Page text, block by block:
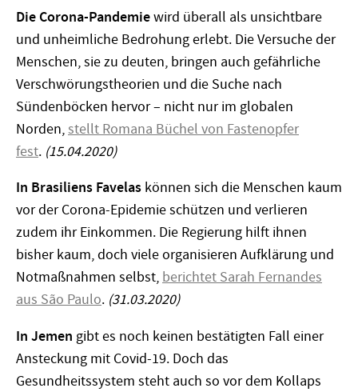
Die Corona-Pandemiewird überall als unsichtbare
und unheimliche Bedrohung erlebt. Die Versuche der
Menschen, sie zu deuten, bringen auch gefährliche
Verschwörungstheorien und die Suche nach
Sündenböcken hervor – nicht nur im globalen
Norden,stellt Romana Büchel von Fastenopfer
fest. (15.04.2020)
In Brasiliens Favelas können sich die Menschen kaum
vor der Corona-Epidemie schützen und verlieren
zudem ihr Einkommen. Die Regierung hilft ihnen
bisher kaum, doch viele organisieren Aufklärung und
Notmaßnahmen selbst, berichtet Sarah Fernandes
aus São Paulo. (31.03.2020)
In Jemen gibt es noch keinen bestätigten Fall einer
Ansteckung mit Covid-19. Doch das
Gesundheitssystem steht auch so vor dem Kollaps